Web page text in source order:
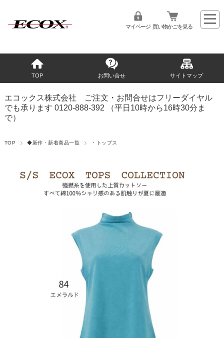
マイページ 買い物かごを見る
TOP お問い合せ サイトマップ
エコックス株式会社 ご注文・お問合せはフリーダイヤル
でも承ります 0120-888-392 （平日10時から16時30分ま
で）
TOP ◆新作・新着商品一覧 ・トップス